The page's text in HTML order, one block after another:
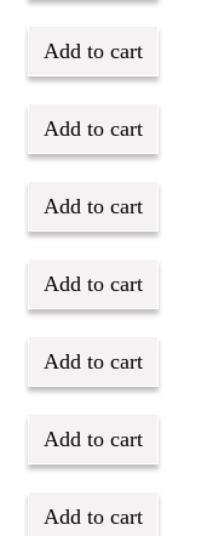
Add to cart
Add to cart
Add to cart
Add to cart
Add to cart
Add to cart
Add to cart